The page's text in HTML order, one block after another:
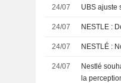
24/07 UBS ajuste
24/07
24/07
24/07
Nestlé
la